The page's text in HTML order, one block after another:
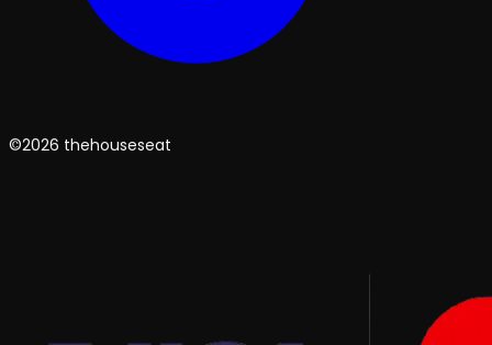
©2026 thehouseseat